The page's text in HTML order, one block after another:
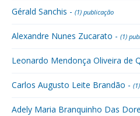
Gérald Sanchis - (1) publicação
Alexandre Nunes Zucarato - (1)
Leonardo Mendonça Oliveira de
Carlos Augusto Leite Brandão -
Adely Maria Branquinho Das